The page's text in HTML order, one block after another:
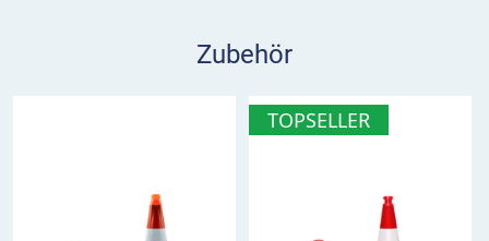
geeignet für Leitkegel 500 und 750 mm
effektive Lichtstärke: 200 cd
Zubehör
TOPSELLER